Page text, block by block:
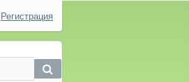
Регистрация